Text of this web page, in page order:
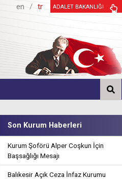
en / tr ADALET BAKANLIĞI
Son Kurum Haberleri
Kurum Şoförü Alper Coşkun İçin
Başsağlığı Mesajı
Balıkesir Açık Ceza İnfaz Kurumu